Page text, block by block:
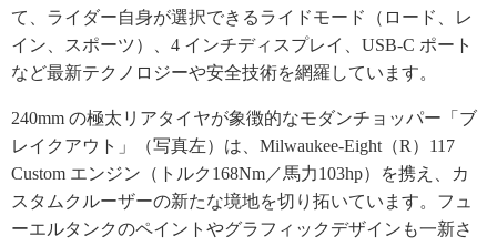
て、ライダー自身が選択できるライドモード（ロード、レ
イン、スポーツ）、4 インチディスプレイ、USB-C ポート
など最新テクノロジーや安全技術を網羅しています。
240mm の極太リアタイヤが象徴的なモダンチョッパー「ブ
レイクアウト」（写真左）は、Milwaukee-Eight（R）117
Custom エンジン（トルク168Nm／馬力103hp）を携え、カ
スタムクルーザーの新たな境地を切り拓いています。フュ
ーエルタンクのペイントやグラフィックデザインも一新さ